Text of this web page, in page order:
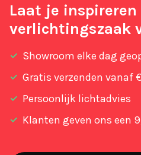
Laat je
verlichtingszaak
Showroom elke dag
Gratis verzenden vanaf
Persoonlijk lichtadvies
Klanten geven ons een